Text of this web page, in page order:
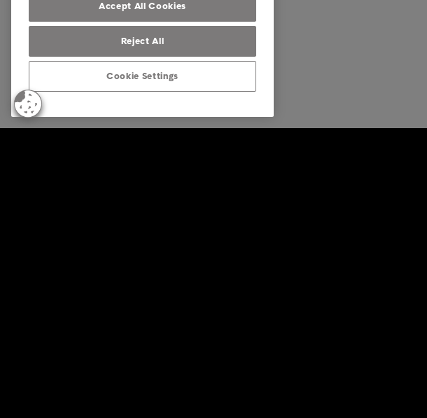
Accept All Cookies
Reject All
Cookie Settings